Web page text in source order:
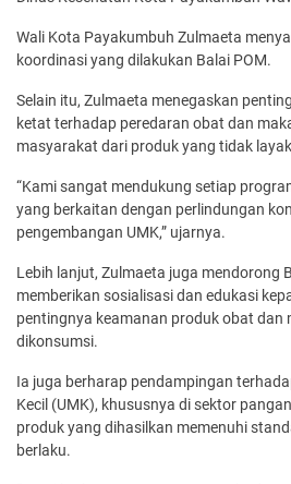
Wali Kota Payakumbuh Zulmaeta
koordinasi yang dilakukan Balai POM.
Selain itu, Zulmaeta menegaskan
ketat terhadap peredaran obat dan
masyarakat dari produk yang tidak
“Kami sangat mendukung setiap
yang berkaitan dengan perlindungan
pengembangan UMK,” ujarnya.
Lebih lanjut, Zulmaeta juga mendorong
memberikan sosialisasi dan edukasi
pentingnya keamanan produk obat dan
dikonsumsi.
Ia juga berharap pendampingan
Kecil (UMK), khususnya di sektor
produk yang dihasilkan memenuhi
berlaku.